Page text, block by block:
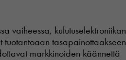
vaiheessa, kulutuselektroniikan
tuotantoaan tasapainottaakseen
markkinoiden käännettä